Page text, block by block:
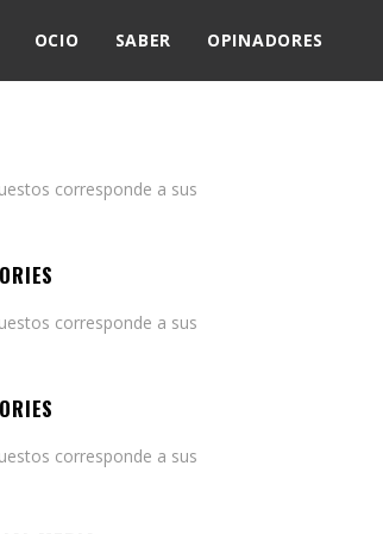
OCIO SABER OPINADORES
corresponde a sus
corresponde a sus
corresponde a sus